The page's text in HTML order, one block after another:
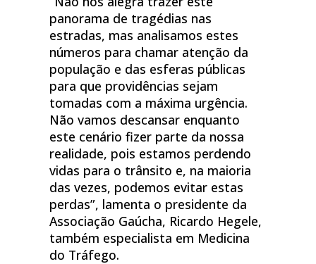
panorama de tragédias nas
estradas, mas analisamos estes
números para chamar atenção da
população e das esferas públicas
para que providências sejam
tomadas com a máxima urgência.
Não vamos descansar enquanto
este cenário fizer parte da nossa
realidade, pois estamos perdendo
vidas para o trânsito e, na maioria
das vezes, podemos evitar estas
perdas”, lamenta o presidente da
Associação Gaúcha, Ricardo Hegele,
também especialista em Medicina
do Tráfego.